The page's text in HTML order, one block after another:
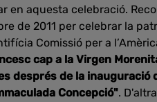
aquesta celebració.
de 2011 per celebrar la
Comissió per a
cap a la Virgen
després de la inauguració
Concepció".